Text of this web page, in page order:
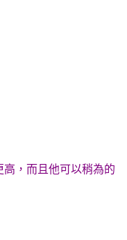
，而且他可以稍為的